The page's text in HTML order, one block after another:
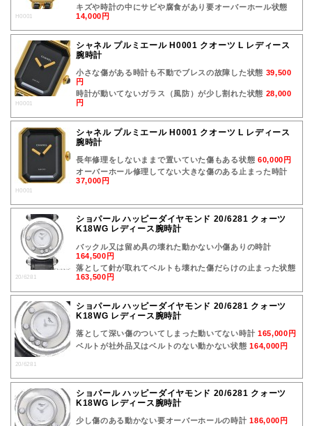
H0001
キズや時計の中にサビや腐食があり要オーバーホール状態
14,000円
H0001
シャネル プルミエール H0001 クオーツ L レディース
腕時計
小さな傷がある時計も不動でブレスの故障した状態 39,500
円
時計が動いてないガラス（風防）が少し割れた状態 28,000
円
H0001
シャネル プルミエール H0001 クオーツ L レディース
腕時計
長年修理をしないままで置いていた傷もある状態 60,000円
オーバーホール修理してない大きな傷のある止まった時計
37,000円
20/6281
ショパール ハッピーダイヤモンド 20/6281 クォーツ
K18WG レディース腕時計
バックル又は留め具の壊れた動かない小傷ありの時計
164,500円
落として針が取れてベルトも壊れた傷だらけの止まった状態
163,500円
20/6281
ショパール ハッピーダイヤモンド 20/6281 クォーツ
K18WG レディース腕時計
落として深い傷のついてしまった動いてない時計 165,000円
ベルトが社外品又はベルトのない動かない状態164,000円
ショパール ハッピーダイヤモンド 20/6281 クォーツ
K18WG レディース腕時計
少し傷のある動かない要オーバーホールの時計186,000円